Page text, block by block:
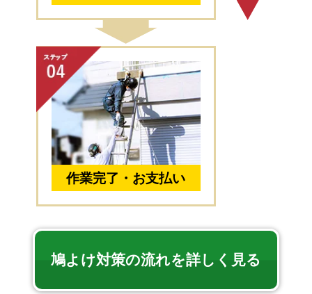
作業完了・お支払い
鳩よけ対策の流れを詳しく見る